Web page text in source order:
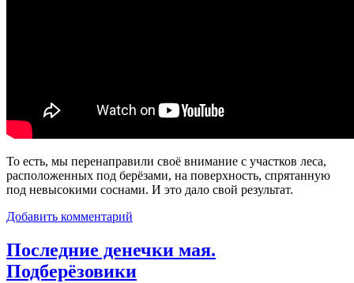
То есть, мы перенаправили своё внимание с участков леса,
расположенных под берёзами, на поверхность, спрятанную
под невысокими соснами. И это дало свой результат.
Добавить комментарий
Последние денечки мая.
Подберёзовики